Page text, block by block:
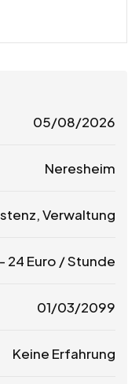
05/08/2026
Neresheim
Verwaltung
- 24 Euro / Stunde
01/03/2099
Keine Erfahrung